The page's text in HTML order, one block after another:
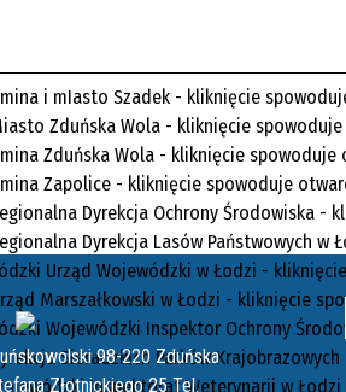
98-220 Zduńska
Złotnickiego 25 Tel.